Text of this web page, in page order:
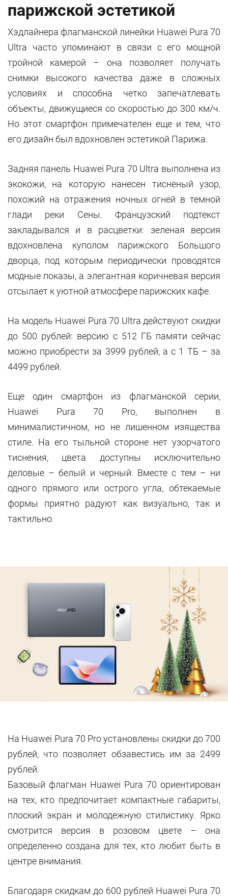
парижской эстетикой
Хэдлайнера флагманской линейки Huawei Pura 70
Ultra часто упоминают в связи с его мощной
тройной камерой – она позволяет получать
снимки высокого качества даже в сложных
условиях и способна четко запечатлевать
объекты, движущиеся со скоростью до 300 км/ч.
Но этот смартфон примечателен еще и тем, что
его дизайн был вдохновлен эстетикой Парижа.
Задняя панель Huawei Pura 70 Ultra выполнена из
экокожи, на которую нанесен тисненый узор,
похожий на отражения ночных огней в темной
глади реки Сены. Французский подтекст
закладывался и в расцветки: зеленая версия
вдохновлена куполом парижского Большого
дворца, под которым периодически проводятся
модные показы, а элегантная коричневая версия
отсылает к уютной атмосфере парижских кафе.
На модель Huawei Pura 70 Ultra действуют скидки
до 500 рублей: версию с 512 ГБ памяти сейчас
можно приобрести за 3999 рублей, а с 1 ТБ – за
4499 рублей.
Еще один смартфон из флагманской серии,
Huawei Pura 70 Pro, выполнен в
минималистичном, но не лишенном изящества
стиле. На его тыльной стороне нет узорчатого
тиснения, цвета доступны исключительно
деловые – белый и черный. Вместе с тем – ни
одного прямого или острого угла, обтекаемые
формы приятно радуют как визуально, так и
тактильно.
На Huawei Pura 70 Pro установлены скидки до 700
рублей, что позволяет обзавестись им за 2499
рублей.
Базовый флагман Huawei Pura 70 ориентирован
на тех, кто предпочитает компактные габариты,
плоский экран и молодежную стилистику. Ярко
смотрится версия в розовом цвете – она
определенно создана для тех, кто любит быть в
центре внимания.
Благодаря скидкам до 600 рублей Huawei Pura 70